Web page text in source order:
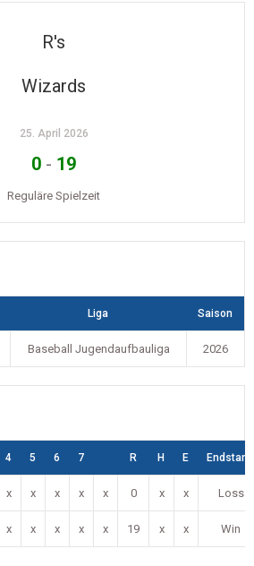
R's
Wizards
25. April 2026
0 - 19
Reguläre Spielzeit
Liga Saison
Baseball Jugendaufbauliga 2026
4 5 6 7 R H E Endstand
x x x x x 0 x x Loss
x x x x x 19 x x Win